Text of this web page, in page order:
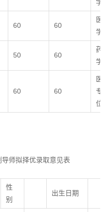
学
60 60
医
学
50 60
药
学
60 60
医
专
位
师拟择优录取意见表
性
别
出生日期